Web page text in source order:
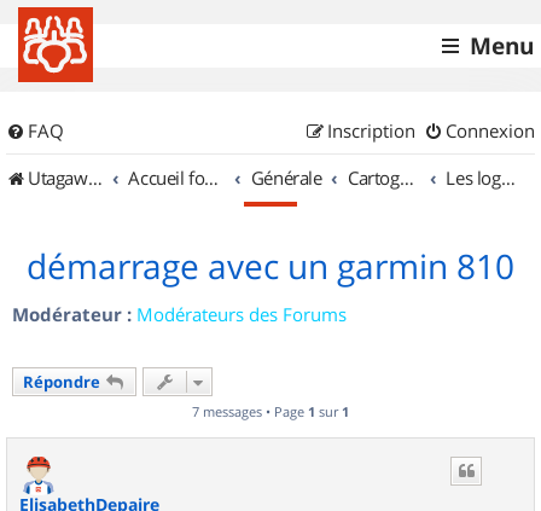
Menu
FAQ Connexion
Inscription
UtagawaVTT (Randos VTT et VTTAE avec traces GPS)
Accueil forum Générale Cartographie et GPS Les logiciels
démarrage avec un garmin 810
Modérateur : Modérateurs des Forums
Répondre
7 messages • Page 1 sur 1
ElisabethDepaire